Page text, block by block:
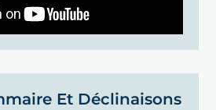
Et Déclinaisons